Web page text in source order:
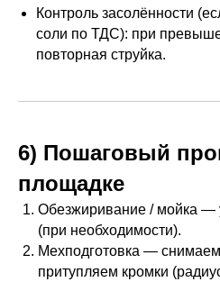
Контроль засолённости
соли по ТДС): при
повторная струйка.
6) Пошаговый
площадке
Обезжиривание / мойка —
(при необходимости).
Мехподготовка —
притупляем кромки